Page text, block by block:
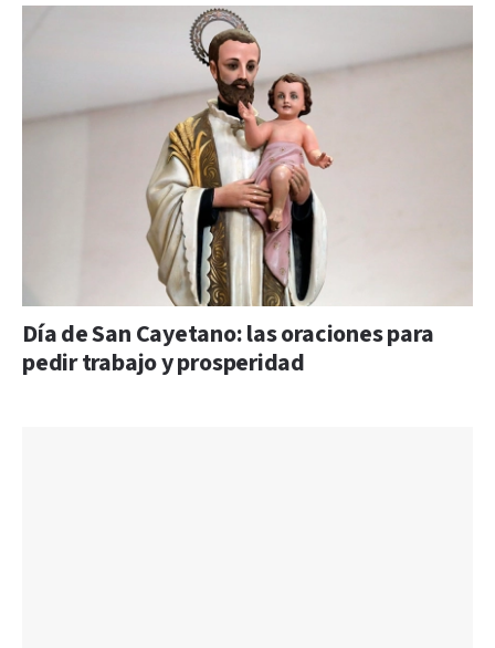
Día de San Cayetano: las oraciones para
pedir trabajo y prosperidad